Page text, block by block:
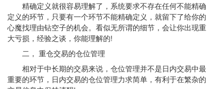
精确定义就很容易理解了，系统要求不存在任何不能精确
定义的环节，只要有一个环节不能精确定义，就留下了给你的
心魔找理由钻空子的机会。看似无所谓的细节，会让你出现重
大亏损，经验之谈，你能理解的!
二， 重仓交易的仓位管理
相对于中长期的交易来说，仓位管理并不是日内交易中最
重要的环节，日内交易的仓位管理力求简单，有利于在繁杂的